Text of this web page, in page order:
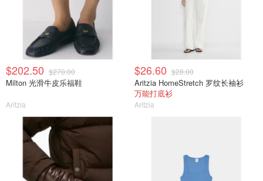
$202.50 $270.00
Milton 光滑牛皮乐福鞋
Aritzia
$26.60 $28.00
Aritzia HomeStretch 罗纹长袖衫
万能打底衫
Aritzia